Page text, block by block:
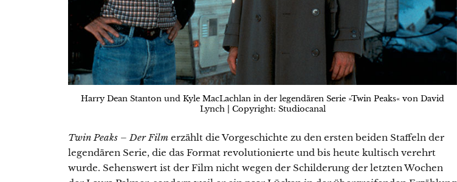
Harry Dean Stanton und Kyle MacLachlan in der legendären Serie »Twin Peaks« von David
Lynch | Copyright: Studiocanal
Twin Peaks – Der Film erzählt die Vorgeschichte zu den ersten beiden Staffeln der
legendären Serie, die das Format revolutionierte und bis heute kultisch verehrt
wurde. Sehenswert ist der Film nicht wegen der Schilderung der letzten Wochen